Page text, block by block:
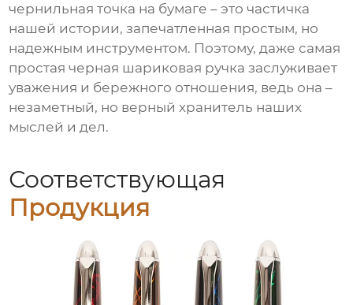
чернильная точка на бумаге – это частичка
нашей истории, запечатленная простым, но
надежным инструментом. Поэтому, даже самая
простая черная шариковая ручка заслуживает
уважения и бережного отношения, ведь она –
незаметный, но верный хранитель наших
мыслей и дел.
Соответствующая
Продукция